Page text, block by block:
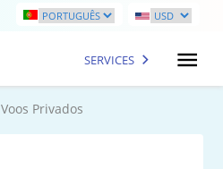
SERVICES
Voos Privados